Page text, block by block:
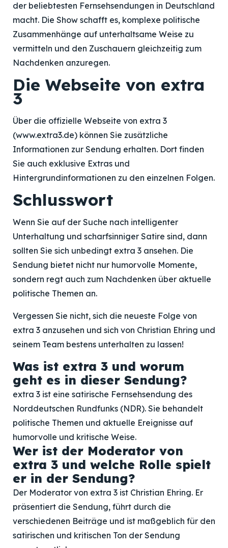
der beliebtesten Fernsehsendungen in Deutschland
macht. Die Show schafft es, komplexe politische
Zusammenhänge auf unterhaltsame Weise zu
vermitteln und den Zuschauern gleichzeitig zum
Nachdenken anzuregen.
Die Webseite von extra
3
Über die offizielle Webseite von extra 3
(www.extra3.de) können Sie zusätzliche
Informationen zur Sendung erhalten. Dort finden
Sie auch exklusive Extras und
Hintergrundinformationen zu den einzelnen Folgen.
Schlusswort
Wenn Sie auf der Suche nach intelligenter
Unterhaltung und scharfsinniger Satire sind, dann
sollten Sie sich unbedingt extra 3 ansehen. Die
Sendung bietet nicht nur humorvolle Momente,
sondern regt auch zum Nachdenken über aktuelle
politische Themen an.
Vergessen Sie nicht, sich die neueste Folge von
extra 3 anzusehen und sich von Christian Ehring und
seinem Team bestens unterhalten zu lassen!
Was ist extra 3 und worum
geht es in dieser Sendung?
extra 3 ist eine satirische Fernsehsendung des
Norddeutschen Rundfunks (NDR). Sie behandelt
politische Themen und aktuelle Ereignisse auf
humorvolle und kritische Weise.
Wer ist der Moderator von
extra 3 und welche Rolle spielt
er in der Sendung?
Der Moderator von extra 3 ist Christian Ehring. Er
präsentiert die Sendung, führt durch die
verschiedenen Beiträge und ist maßgeblich für den
satirischen und kritischen Ton der Sendung